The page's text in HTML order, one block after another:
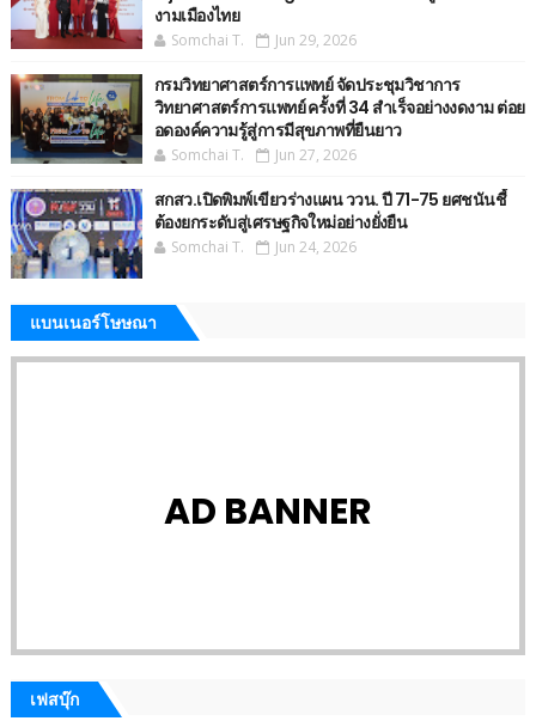
งามเมืองไทย
Somchai T. Jun 29, 2026
กรมวิทยาศาสตร์การแพทย์ จัดประชุมวิชาการ
วิทยาศาสตร์การแพทย์ ครั้งที่ 34 สำเร็จอย่างงดงาม ต่อย
อดองค์ความรู้สู่การมีสุขภาพที่ยืนยาว
Somchai T. Jun 27, 2026
สกสว.เปิดพิมพ์เขียวร่างแผน ววน. ปี 71-75 ยศชนันชี้
ต้องยกระดับสู่เศรษฐกิจใหม่อย่างยั่งยืน
Somchai T. Jun 24, 2026
แบนเนอร์โษษณา
AD BANNER
เฟสบุ๊ก